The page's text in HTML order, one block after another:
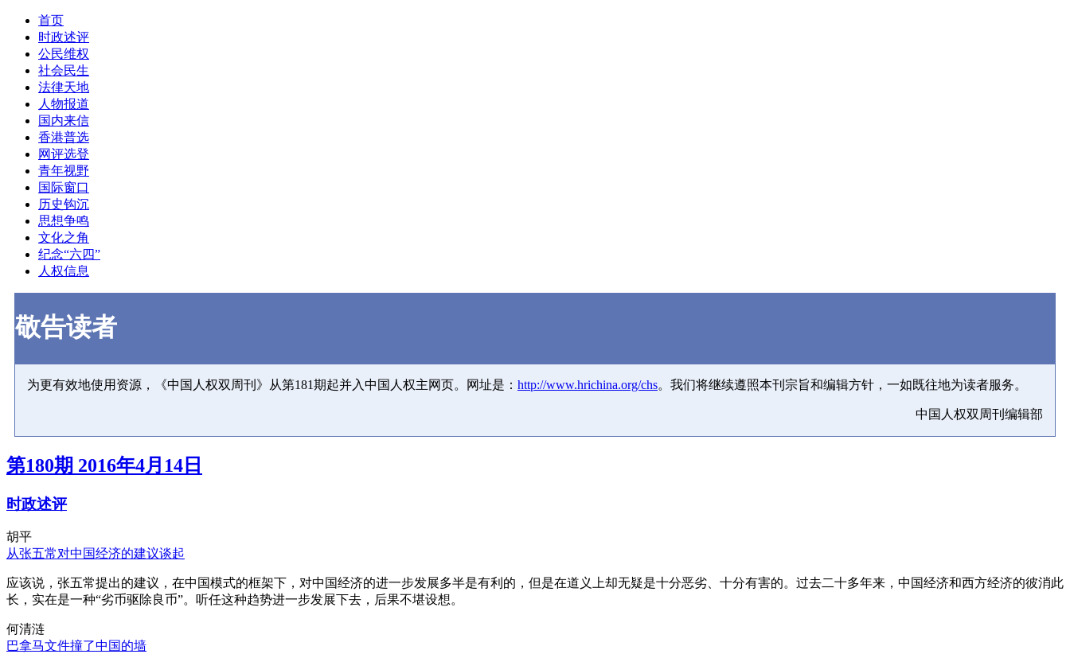
首页
时政述评
公民维权
社会民生
法律天地
人物报道
国内来信
香港普选
网评选登
青年视野
国际窗口
历史钩沉
思想争鸣
文化之角
纪念“六四”
人权信息
敬告读者
为更有效地使用资源，《中国人权双周刊》从第181期起并入中国人权主网页。网址是： http://www.hrichina.org/chs。我们将继续遵照本刊宗旨和编辑方针，一如既往地为读者服务。
中国人权双周刊编辑部
第180期 2016年4月14日
时政述评
胡平
从张五常对中国经济的建议谈起
应该说，张五常提出的建议，在中国模式的框架下，对中国经济的进一步发展多半是有利的，但是在道义上却无疑是十分恶劣、十分有害的。过去二十多年来，中国经济和西方经济的彼消此
长，实在是一种“劣币驱除良币”。听任这种趋势进一步发展下去，后果不堪设想。
何清涟
巴拿马文件撞了中国的墙